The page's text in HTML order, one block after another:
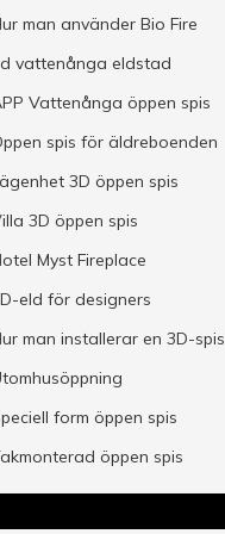
man använder Bio Fire
vattenånga eldstad
Vattenånga öppen spis
spis för äldreboenden
3D öppen spis
3D öppen spis
Myst Fireplace
eld för designers
man installerar en 3D-spis
form öppen spis
öppen spis